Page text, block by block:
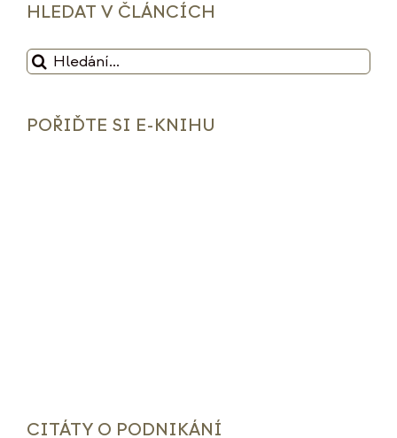
HLEDAT V ČLÁNCÍCH
Hledat:
POŘIĎTE SI E-KNIHU
CITÁTY O PODNIKÁNÍ